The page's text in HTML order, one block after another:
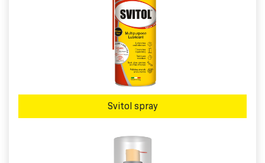
Svitol spray